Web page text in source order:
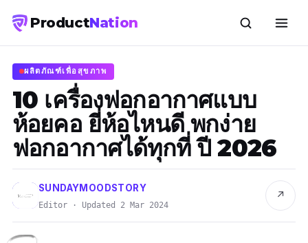
ProductNation
ผลิตภัณฑ์เพื่อสุขภาพ
10 เครื่องฟอกอากาศแบบ
ห้อยคอ ยี่ห้อไหนดี พกง่าย
ฟอกอากาศได้ทุกที่ ปี 2026
SUNDAYMOODSTORY
Editor · Updated 2 Mar 2024
↗